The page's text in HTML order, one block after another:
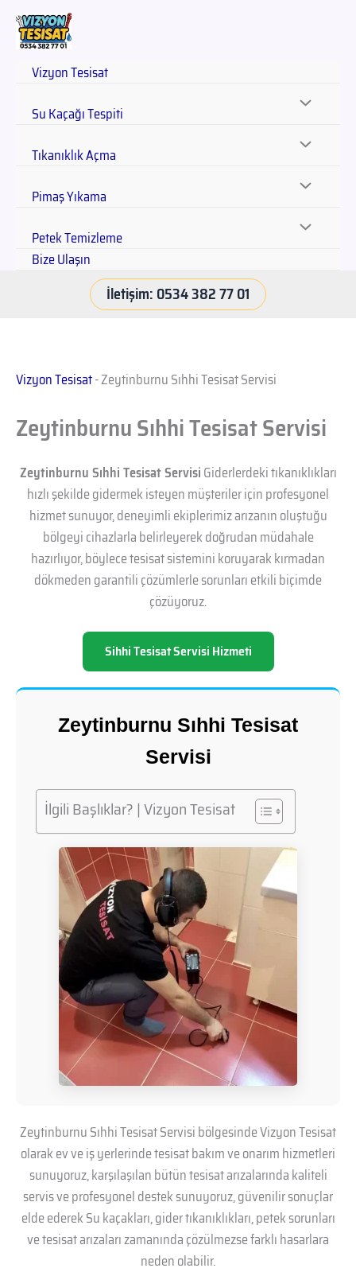
Vizyon Tesisat
Su Kaçağı Tespiti
Tıkanıklık Açma
Pimaş Yıkama
Petek Temizleme
Bize Ulaşın
İletişim: 0534 382 77 01
Vizyon Tesisat-Zeytinburnu Sıhhi Tesisat Servisi
Zeytinburnu Sıhhi Tesisat Servisi
Zeytinburnu Sıhhi Tesisat ServisiGiderlerdeki tıkanıklıkları
hızlı şekilde gidermek isteyen müşteriler için profesyonel
hizmet sunuyor, deneyimli ekiplerimiz arızanın oluştuğu
bölgeyi cihazlarla belirleyerek doğrudan müdahale
hazırlıyor, böylece tesisat sistemini koruyarak kırmadan
dökmeden garantili çözümlerle sorunları etkili biçimde
çözüyoruz.
Sihhi Tesisat Servisi Hizmeti
Zeytinburnu Sıhhi Tesisat
Servisi
İlgili Başlıklar? | Vizyon Tesisat
Zeytinburnu Sıhhi Tesisat Servisi bölgesinde Vizyon Tesisat
olarak ev ve iş yerlerinde tesisat bakım ve onarım hizmetleri
sunuyoruz, karşılaşılan bütün tesisat arızalarında kaliteli
servis ve profesyonel destek sunuyoruz, güvenilir sonuçlar
elde ederek Su kaçakları, gider tıkanıklıkları, petek sorunları
ve tesisat arızaları zamanında çözülmezse farklı hasarlara
neden olabilir.